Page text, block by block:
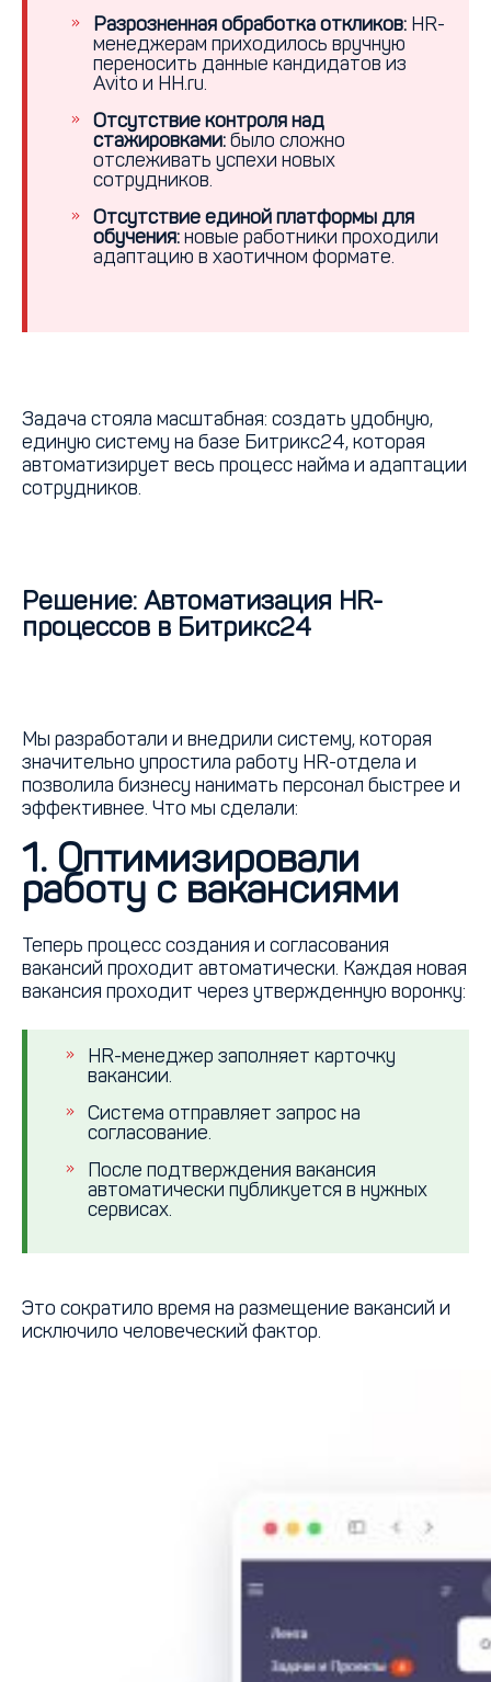
Разрозненная обработка откликов: HR-
менеджерам приходилось вручную
переносить данные кандидатов из
Avito и HH.ru.
Отсутствие контроля над
стажировками:было сложно
отслеживать успехи новых
сотрудников.
Отсутствие единой платформы для
обучения:новые работники проходили
адаптацию в хаотичном формате.
Задача стояла масштабная: создать удобную,
единую систему на базе Битрикс24, которая
автоматизирует весь процесс найма и адаптации
сотрудников.
Решение: Автоматизация HR-
процессов в Битрикс24
Мы разработали и внедрили систему, которая
значительно упростила работу HR-отдела и
позволила бизнесу нанимать персонал быстрее и
эффективнее. Что мы сделали:
1. Оптимизировали
работу с вакансиями
Теперь процесс создания и согласования
вакансий проходит автоматически. Каждая новая
вакансия проходит через утвержденную воронку:
HR-менеджер заполняет карточку
вакансии.
Система отправляет запрос на
согласование.
После подтверждения вакансия
автоматически публикуется в нужных
сервисах.
Это сократило время на размещение вакансий и
исключило человеческий фактор.